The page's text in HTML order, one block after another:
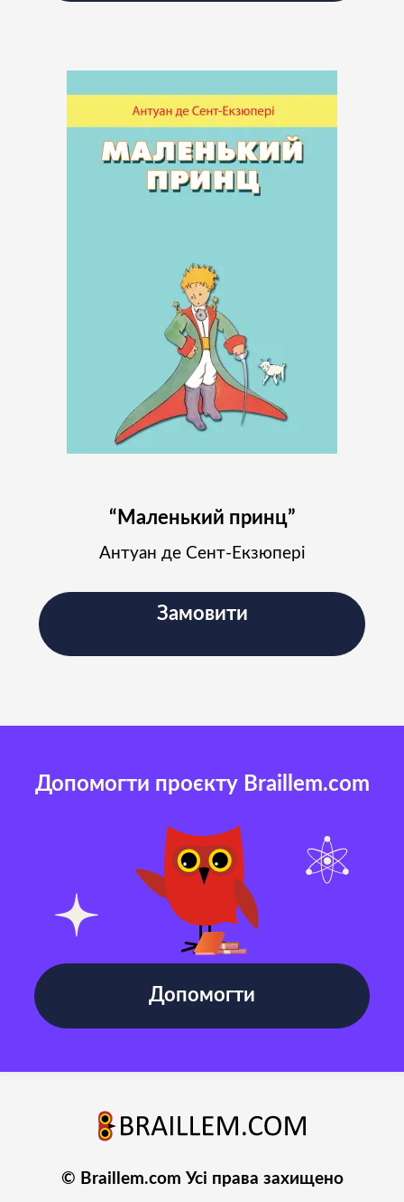
“Маленький принц”
Антуан де Сент-Екзюпері
Замовити
Допомогти проєкту Braillem.com
Допомогти
© Braillem.com Усі права захищено